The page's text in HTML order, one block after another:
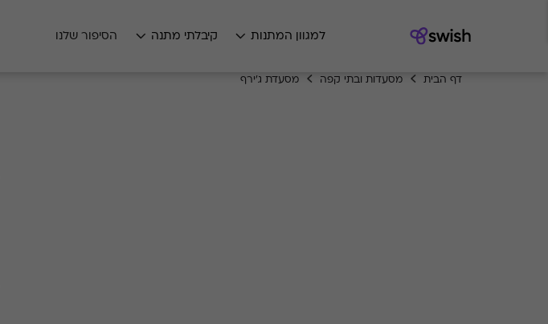
למגוון המתנות קיבלתי מתנה הסיפור שלנו
דף הבית מסעדות ובתי קפה מסעדת ג'ירף